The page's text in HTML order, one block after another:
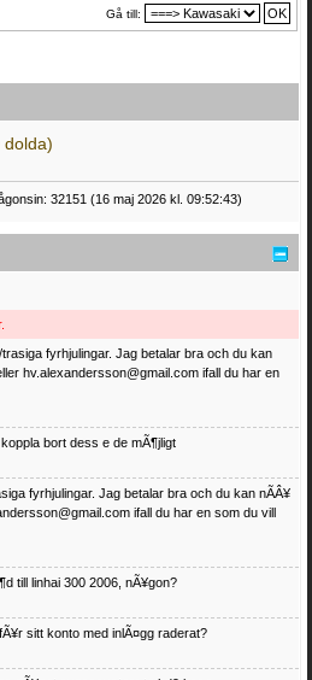
Gå till:
dolda)
32151 (16 maj 2026 kl. 09:52:43)
trasiga fyrhjulingar. Jag betalar bra och du kan
eller hv.alexandersson@gmail.com ifall du har en
bort dess e de mÃ¶jligt
fyrhjulingar. Jag betalar bra och du kan nÃÂ¥
ifall du har en som du vill
till linhai 300 2006, nÃ¥gon?
sitt konto med inlÃ¤gg raderat?